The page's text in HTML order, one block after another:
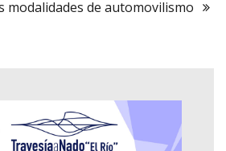
modalidades de automovilismo